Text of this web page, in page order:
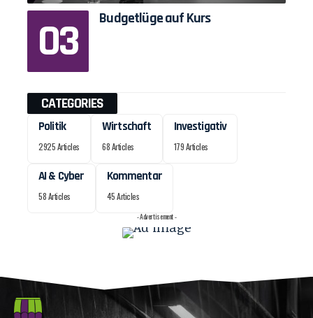
Budgetlüge auf Kurs
CATEGORIES
Politik
2925 Articles
Wirtschaft
68 Articles
Investigativ
179 Articles
AI & Cyber
58 Articles
Kommentar
45 Articles
- Advertisement -